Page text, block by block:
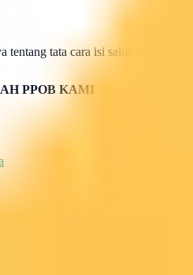
tentang tata cara isi saldo deposit
PPOB KAMI